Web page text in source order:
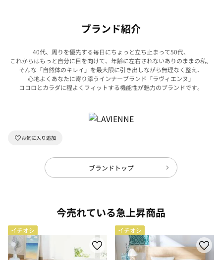
ブランド紹介
40代、周りを優先する毎日にちょっと立ち止まって50代、
これからはもっと自分に目を向けて、年齢に左右されないありのままの私。
そんな「自然体のキレイ」を最大限に引き出しながら無理なく整え、
心地よくあなたに寄り添うインナーブランド「ラヴィエンヌ」
ココロとカラダに程よくフィットする機能性が魅力のブランドです。
ブランドトップ
今売れている急上昇商品
イチオシ イチオシ